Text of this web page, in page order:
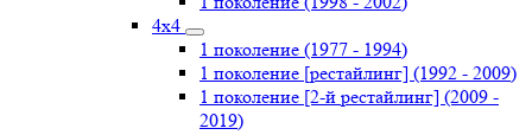
4х4
1 поколение (1977 - 1994)
1 поколение [рестайлинг] (1992 - 2009)
1 поколение [2-й рестайлинг] (2009 -
2019)